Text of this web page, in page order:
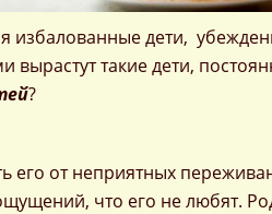
избалованные дети,
такие дети,
?
его от неприятных
что его не любят.